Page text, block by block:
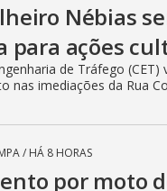
Nébias
para ações
de Tráfego (CET)
nas imediações da Rua
/ HÁ 8 HORAS
por moto